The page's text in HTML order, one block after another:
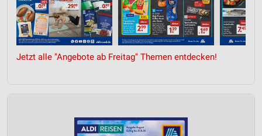
Jetzt alle "Angebote ab Freitag" Themen entdecken!